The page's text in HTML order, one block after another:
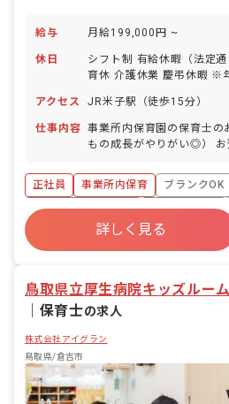
給与 月給199,000円 ~
休日
シフト制 有給休暇（法定通
育休 介護休業 慶弔休暇 ※
与）
アクセス JR米子駅（徒歩15分）
仕事内容 事業所内保育園の保育士の
もの成長がやりがい◎） お
す ・食事・睡眠・排泄・清
脱等 ・集団生活を通じた社
・行事の計画・実行、お知
正社員 事業所内保育
ブランクOK
ボーナス・賞与あり
社会保険完備
福利厚生充実
退職金制度
昇給昇
詳しく見る
鳥取県立厚生病院キッズルー
保育士の求人
株式会社アイグラン
鳥取県/倉吉市